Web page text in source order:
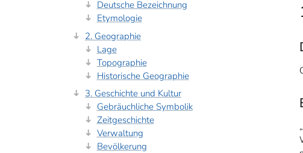
Deutsche Bezeichnung
Etymologie
2. Geographie
Lage
Topographie
Historische Geographie
3. Geschichte und Kultur
Gebräuchliche Symbolik
Zeitgeschichte
Verwaltung
Bevölkerung